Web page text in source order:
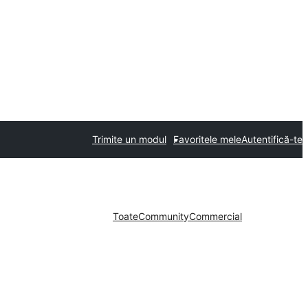
Trimite un modul Favoritele meleAutentifică-te
ToateCommunityCommercial